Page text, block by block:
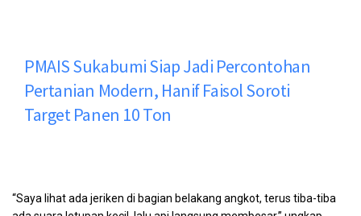
PMAIS Sukabumi Siap Jadi Percontohan
Pertanian Modern, Hanif Faisol Soroti
Target Panen 10 Ton
“Saya lihat ada jeriken di bagian belakang angkot, terus tiba-tiba